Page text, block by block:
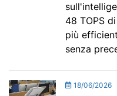
48 TOPS
più
senza
18/06/2026